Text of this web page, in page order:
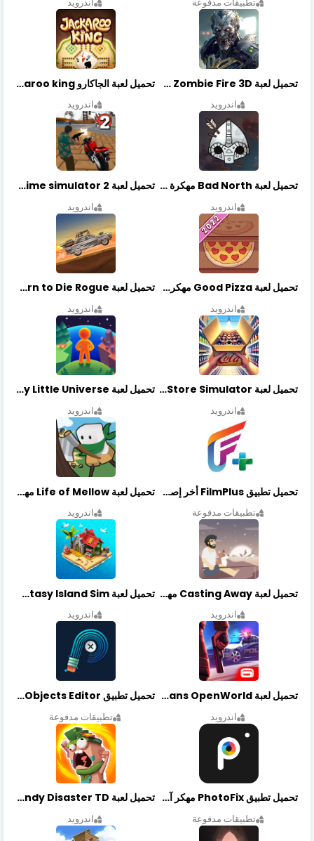
تحميل لعبة Zombie Fire 3D مهكرة آخر إصدار
اندرويد
تحميل لعبة الجاكارو jackaroo king آخر إصدار
اندرويد
تحميل لعبة Bad North مهكرة آخر إصدار
اندرويد
تحميل لعبة Vegas crime simulator 2 مهكرة اخر اصدار
اندرويد
تحميل لعبة Good Pizza مهكرة اخر اصدار
اندرويد
تحميل لعبة Earn to Die Rogue مهكرة اخر اصدار
اندرويد
تحميل لعبة Retail Store Simulator مهكرة اخر اصدار
اندرويد
تحميل لعبة My Little Universe مهكرة أخر إصدار
اندرويد
تحميل تطبيق FilmPlus أخر إصدار
تطبيقات مدفوعة
تحميل لعبة Life of Mellow مهكرة أخر إصدار
اندرويد
تحميل لعبة Casting Away مهكرة أخر إصدار
اندرويد
تحميل لعبة Fantasy Island Sim مهكرة أخر إصدار
اندرويد
تحميل لعبة Gangstar New Orleans OpenWorld مهكرة أخر إصدار
اندرويد
تحميل تطبيق Retouch Remove Objects Editor مهكرة اخر إصدار
تطبيقات مدفوعة
تحميل تطبيق PhotoFix مهكر آخر إصدار
تطبيقات مدفوعة
تحميل لعبة Candy Disaster TD مهكرة اخر إصدار
اندرويد